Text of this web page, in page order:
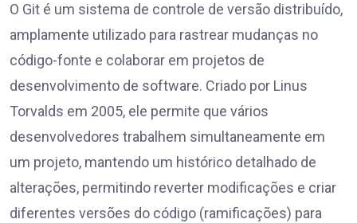
O Git é um sistema de controle de versão distribuído,
amplamente utilizado para rastrear mudanças no
código-fonte e colaborar em projetos de
desenvolvimento de software. Criado por Linus
Torvalds em 2005, ele permite que vários
desenvolvedores trabalhem simultaneamente em
um projeto, mantendo um histórico detalhado de
alterações, permitindo reverter modificações e criar
diferentes versões do código (ramificações) para